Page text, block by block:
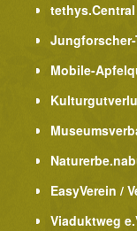
Mobile-
EasyVerein /
Viaduktweg